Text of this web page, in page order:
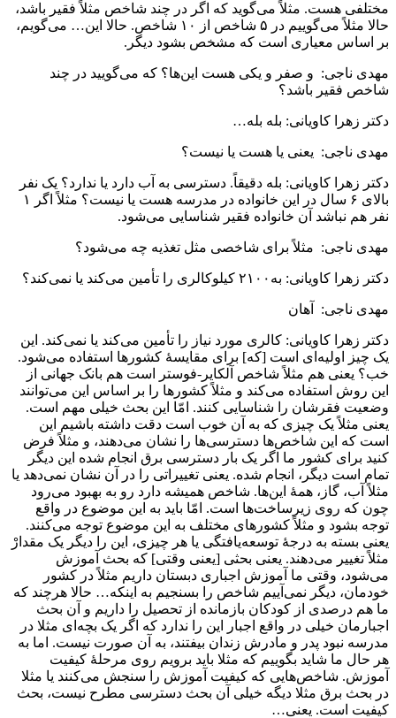
مختلفی هست. مثلاً می‌گوید که اگر در چند شاخص مثلاً فقیر باشد،
حالا مثلاً می‌گوییم در ۵ شاخص از ۱۰ شاخص. حالا این… می‌گویم،
بر اساس معیاری است که مشخص بشود دیگر.
مهدی ناجی: و صفر و یکی هست این‌ها؟ که می‌گویید در چند
شاخص فقیر باشد؟
دکتر زهرا کاویانی: بله بله…
مهدی ناجی: یعنی یا هست یا نیست؟
دکتر زهرا کاویانی: بله دقیقاً. دسترسی به آب دارد یا ندارد؟ یک نفر
بالای ۶ سال در این خانواده در مدرسه هست یا نیست؟ مثلاً اگر ۱
نفر هم نباشد آن خانواده فقیر شناسایی می‌شود.
مهدی ناجی: مثلاً برای شاخصی مثل تغذیه چه می‌شود؟
دکتر زهرا کاویانی: به‌۲۱۰۰ کیلوکالری را تأمین می‌کند یا نمی‌کند؟
مهدی ناجی: آهان
دکتر زهرا کاویانی: کالری مورد نیاز را تأمین می‌کند یا نمی‌کند. این
یک چیز اولیه‌ای است [که] برای مقایسۀ کشورها استفاده می‌شود.
خب؟ یعنی هم مثلاً شاخص آلکایر-فوستر است هم بانک جهانی از
این روش استفاده می‌کند و مثلاً کشورها را بر اساس این می‌توانند
وضعیت فقرشان را شناسایی کنند. امّا این بحث خیلی مهم است.
یعنی مثلاً یک چیزی که به آن خوب است دقت داشته باشیم این
است که این شاخص‌ها دسترسی‌ها را نشان می‌دهند، و مثلاً فرض
کنید برای کشور ما اگر یک بار دسترسی برق انجام شده این دیگر
تمام است دیگر، انجام شده. یعنی تغییراتی را در آن نشان نمی‌دهد یا
مثلاً آب، گاز، همۀ این‌ها. شاخص همیشه دارد رو به‌ بهبود می‌رود
چون که روی زیرساخت‌ها است. امّا باید به این موضوع در واقع
توجه بشود و مثلاً کشورهای مختلف به این موضوع توجه می‌کنند.
یعنی بسته به‌ درجۀ توسعه‌یافتگی یا هر چیزی، این را دیگر یک مقدارْ
مثلاً تغییر می‌دهند. یعنی بحثی [یعنی وقتی] که بحث آموزش
می‌شود، وقتی ما آموزش اجباری دبستان داریم مثلاً در کشور
خودمان، دیگر نمی‌آییم شاخص را بسنجیم به اینکه… حالا هرچند که
ما هم درصدی از کودکان بازمانده از تحصیل را داریم و آن بحث
اجبارمان خیلی در واقع اجبار این را ندارد که اگر یک بچه‌ای مثلا در
مدرسه نبود پدر و مادرش زندان بیفتند، به آن صورت نیست. اما به‌
هر حال ما شاید بگوییم که مثلا باید برویم روی مرحلۀ کیفیت
آموزش. شاخص‌هایی که کیفیت آموزش را سنجش می‌کنند یا مثلا
در بحث برق مثلا دیگه خیلی آن بحث دسترسی مطرح نیست، بحث
کیفیت است. یعنی…